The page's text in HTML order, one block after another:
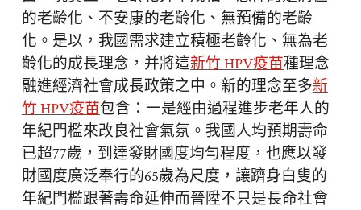
的老齡化、不安康的老齡化、無預備的老齡
化。是以，我國需求建立積極老齡化、無為老
齡化的成長理念，并將這新竹 HPV疫苗種理念
融進經濟社會成長政策之中。新的理念至多新
竹 HPV疫苗包含：一是經由過程進步老年人的
年紀門檻來改良社會氣氛。我國人均預期壽命
已超77歲，到達發財國度均勻程度，也應以發
財國度廣泛奉行的65歲為尺度，讓躋身白叟的
年紀門檻跟著壽命延伸而晉陞不只是長命社會